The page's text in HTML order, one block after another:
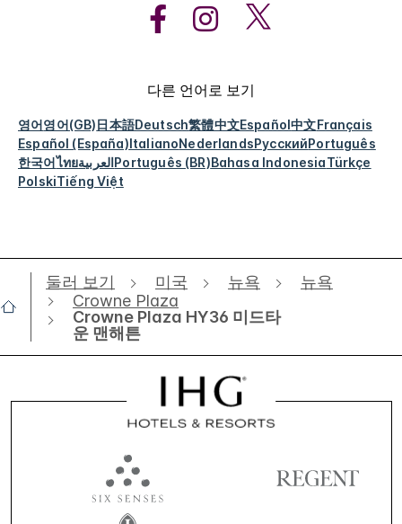
다른 언어로 보기
영어영어(GB)日本語Deutsch繁體中文Español中文Français
Español (España)ItalianoNederlandsРусскийPortuguês
한국어ไทยالعربيةPortuguês (BR)Bahasa IndonesiaTürkçe
PolskiTiếng Việt
둘러 보기 미국 뉴욕
뉴욕
Crowne Plaza
Crowne Plaza HY36 미드타
운 맨해튼